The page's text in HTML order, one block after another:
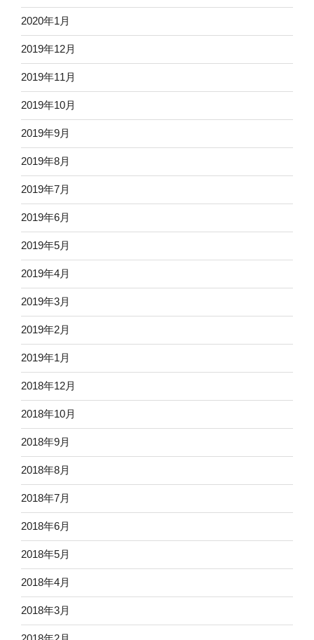
2020年1月
2019年12月
2019年11月
2019年10月
2019年9月
2019年8月
2019年7月
2019年6月
2019年5月
2019年4月
2019年3月
2019年2月
2019年1月
2018年12月
2018年10月
2018年9月
2018年8月
2018年7月
2018年6月
2018年5月
2018年4月
2018年3月